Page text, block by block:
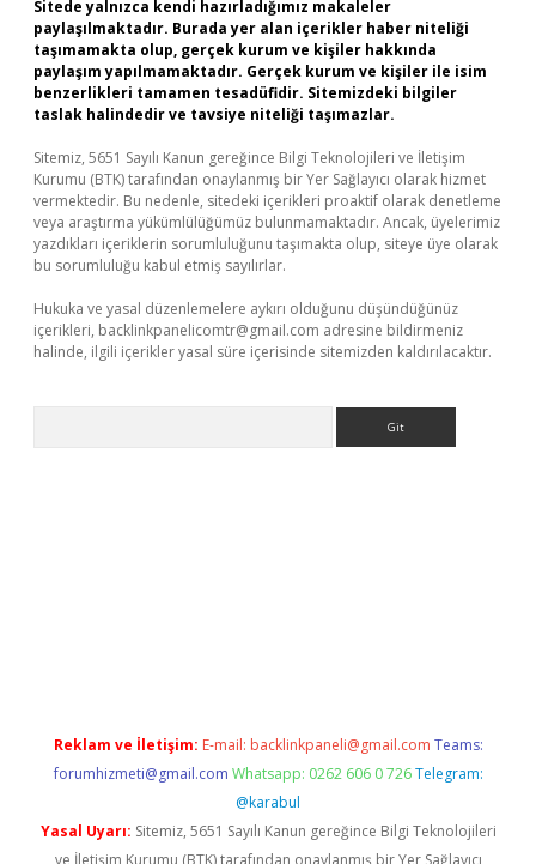
Sitede yalnızca kendi hazırladığımız makaleler
paylaşılmaktadır. Burada yer alan içerikler haber niteliği
taşımamakta olup, gerçek kurum ve kişiler hakkında
paylaşım yapılmamaktadır. Gerçek kurum ve kişiler ile isim
benzerlikleri tamamen tesadüfidir. Sitemizdeki bilgiler
taslak halindedir ve tavsiye niteliği taşımazlar.
Sitemiz, 5651 Sayılı Kanun gereğince Bilgi Teknolojileri ve İletişim
Kurumu (BTK) tarafından onaylanmış bir Yer Sağlayıcı olarak hizmet
vermektedir. Bu nedenle, sitedeki içerikleri proaktif olarak denetleme
veya araştırma yükümlülüğümüz bulunmamaktadır. Ancak, üyelerimiz
yazdıkları içeriklerin sorumluluğunu taşımakta olup, siteye üye olarak
bu sorumluluğu kabul etmiş sayılırlar.
Hukuka ve yasal düzenlemelere aykırı olduğunu düşündüğünüz
içerikleri, backlinkpanelicomtr@gmail.com adresine bildirmeniz
halinde, ilgili içerikler yasal süre içerisinde sitemizden kaldırılacaktır.
Reklam ve İletişim: E-mail: backlinkpaneli@gmail.com Teams:
forumhizmeti@gmail.com Whatsapp: 0262 606 0 726 Telegram:
@karabul
Yasal Uyarı: Sitemiz, 5651 Sayılı Kanun gereğince Bilgi Teknolojileri
ve İletişim Kurumu (BTK) tarafından onaylanmış bir Yer Sağlayıcı